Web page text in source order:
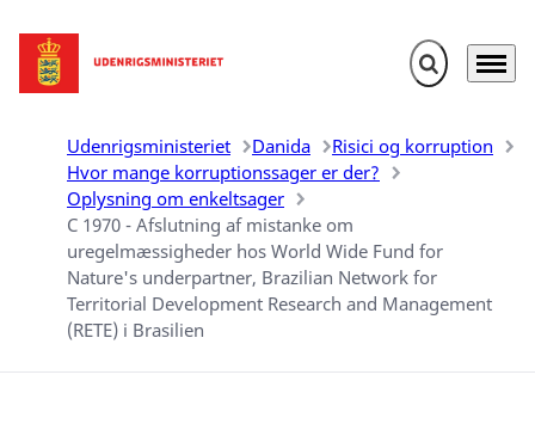
Gå til forsiden Fold søgefelt
Menu
Udenrigsministeriet Danida
Risici og korruption
Hvor mange korruptionssager er der?
Oplysning om enkeltsager
C 1970 - Afslutning af mistanke om
uregelmæssigheder hos World Wide Fund for
Nature's underpartner, Brazilian Network for
Territorial Development Research and Management
(RETE) i Brasilien